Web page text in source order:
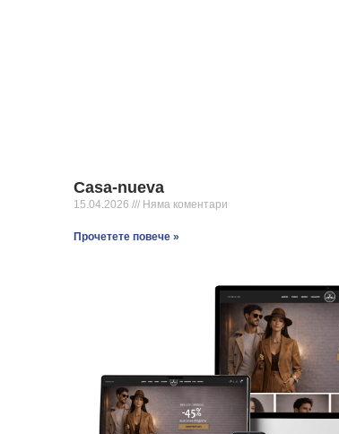
Casa-nueva
15.04.2026 Няма коментари
Прочетете повече »